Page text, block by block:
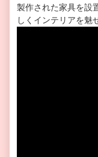
製作された家具を設
しくインテリアを魅